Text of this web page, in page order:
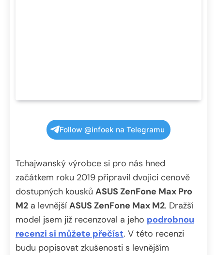
Follow @infoek na Telegramu
Tchajwanský výrobce si pro nás hned
začátkem roku 2019 připravil dvojici cenově
dostupných kousků ASUS ZenFone Max Pro
M2 a levnější ASUS ZenFone Max M2. Dražší
model jsem již recenzoval a jeho podrobnou
recenzi si můžete přečíst. V této recenzi
budu popisovat zkušenosti s levnějším